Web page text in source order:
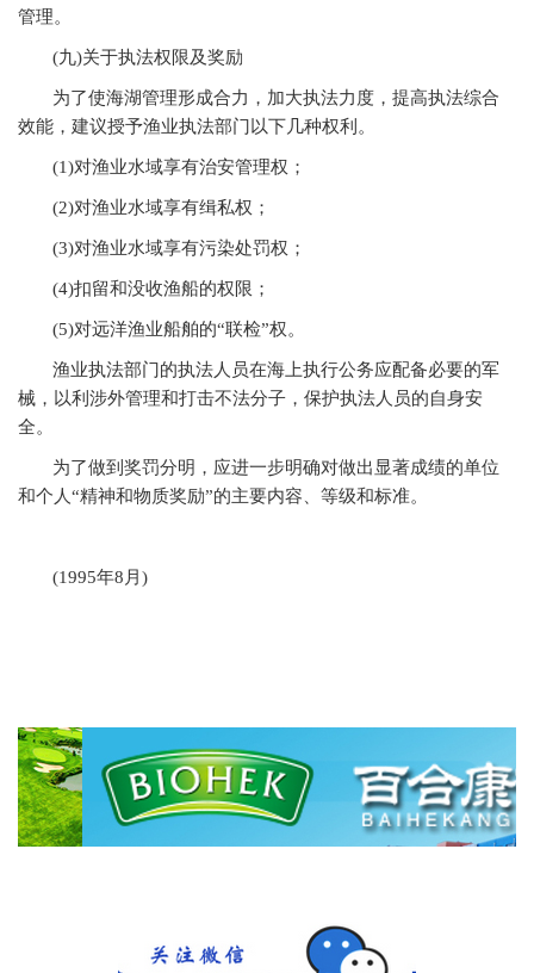
管理。
(九)关于执法权限及奖励
为了使海湖管理形成合力，加大执法力度，提高执法综合
效能，建议授予渔业执法部门以下几种权利。
(1)对渔业水域享有治安管理权；
(2)对渔业水域享有缉私权；
(3)对渔业水域享有污染处罚权；
(4)扣留和没收渔船的权限；
(5)对远洋渔业船舶的“联检”权。
渔业执法部门的执法人员在海上执行公务应配备必要的军
械，以利涉外管理和打击不法分子，保护执法人员的自身安
全。
为了做到奖罚分明，应进一步明确对做出显著成绩的单位
和个人“精神和物质奖励”的主要内容、等级和标准。
(1995年8月)